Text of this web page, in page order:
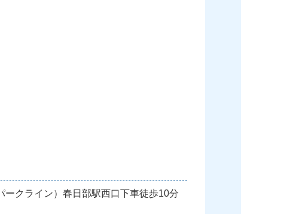
クライン）春日部駅西口下車徒歩10分